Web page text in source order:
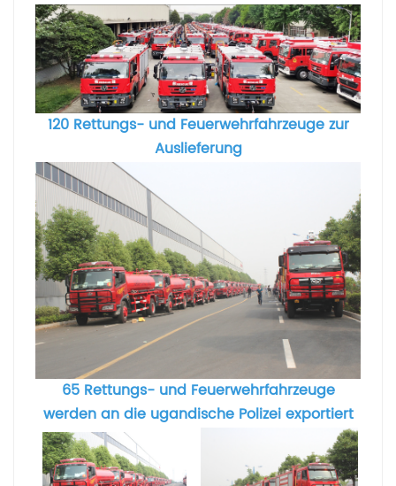
120 Rettungs- und Feuerwehrfahrzeuge zur
Auslieferung
65 Rettungs- und Feuerwehrfahrzeuge
werden an die ugandische Polizei exportiert